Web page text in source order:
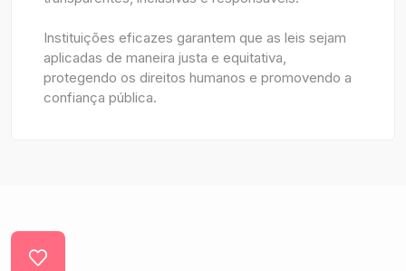
Instituições eficazes garantem que as leis sejam
aplicadas de maneira justa e equitativa,
protegendo os direitos humanos e promovendo a
confiança pública.